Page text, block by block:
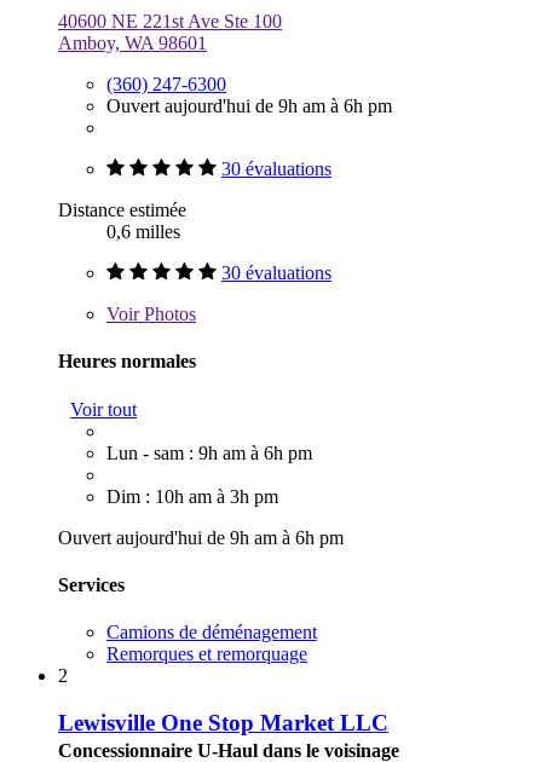
40600 NE 221st Ave Ste 100
Amboy, WA 98601
(360) 247-6300
Ouvert aujourd'hui de 9h am à 6h pm
30 évaluations
Distance estimée
0,6 milles
30 évaluations
VoirPhotos
Heures normales
Voir tout
Lun - sam : 9h am à 6h pm
Dim : 10h am à 3h pm
Ouvert aujourd'hui de 9h am à 6h pm
Services
Camions de déménagement
Remorques et remorquage
2
Lewisville One Stop Market LLC
Concessionnaire U-Haul dans le voisinage